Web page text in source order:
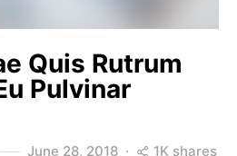
Quis Rutrum
Pulvinar
June 28, 2018 1K shares